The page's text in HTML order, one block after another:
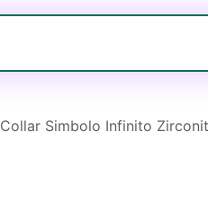
Collar Simbolo Infinito